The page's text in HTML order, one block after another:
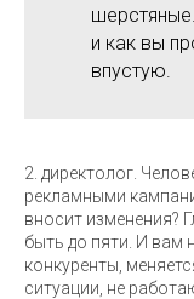
и как вы
впустую.
2. директолог.
рекламными
вносит изменения?
быть до пяти. И вам
конкуренты,
ситуации, не